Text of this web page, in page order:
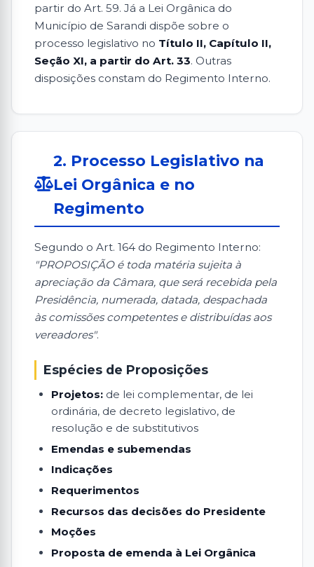
partir do Art. 59. Já a Lei Orgânica do
Município de Sarandi dispõe sobre o
processo legislativo no Título II, Capítulo II,
Seção XI, a partir do Art. 33. Outras
disposições constam do Regimento Interno.
2. Processo Legislativo na
Lei Orgânica e no
Regimento
Segundo o Art. 164 do Regimento Interno:
"PROPOSIÇÃO é toda matéria sujeita à
apreciação da Câmara, que será recebida pela
Presidência, numerada, datada, despachada
às comissões competentes e distribuídas aos
vereadores".
Espécies de Proposições
Projetos: de lei complementar, de lei
ordinária, de decreto legislativo, de
resolução e de substitutivos
Emendas e subemendas
Indicações
Requerimentos
Recursos das decisões do Presidente
Moções
Proposta de emenda à Lei Orgânica